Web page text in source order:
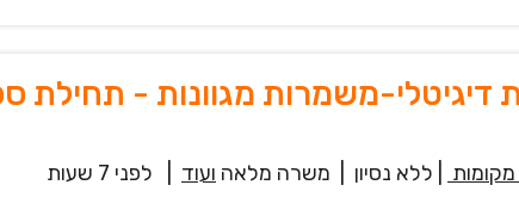
דיגיטלי-משמרות מגוונות - תחילת
ללא נסיון משרה מלאה ועוד לפני 7 שעות